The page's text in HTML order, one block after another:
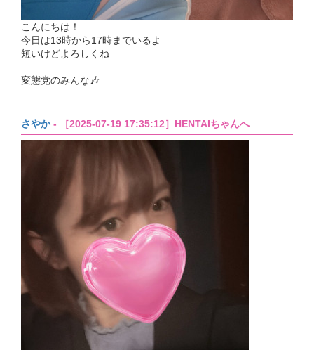
こんにちは！
今日は13時から17時までいるよ
短いけどよろしくね
変態党のみんな🎶
さやか- ［2025-07-19 17:35:12］HENTAIちゃんへ